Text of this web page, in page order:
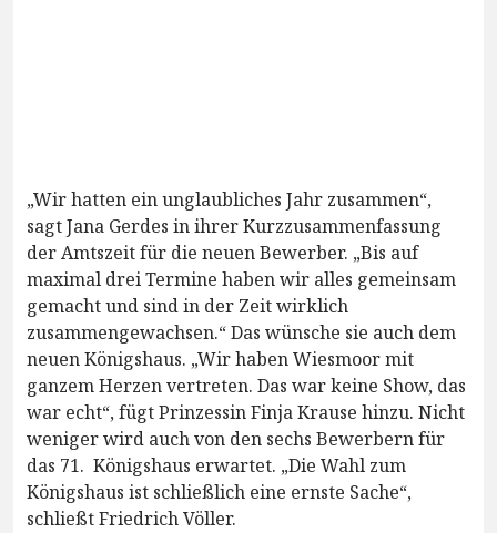
„Wir hatten ein unglaubliches Jahr zusammen“,
sagt Jana Gerdes in ihrer Kurzzusammenfassung
der Amtszeit für die neuen Bewerber. „Bis auf
maximal drei Termine haben wir alles gemeinsam
gemacht und sind in der Zeit wirklich
zusammengewachsen.“ Das wünsche sie auch dem
neuen Königshaus. „Wir haben Wiesmoor mit
ganzem Herzen vertreten. Das war keine Show, das
war echt“, fügt Prinzessin Finja Krause hinzu. Nicht
weniger wird auch von den sechs Bewerbern für
das 71. Königshaus erwartet. „Die Wahl zum
Königshaus ist schließlich eine ernste Sache“,
schließt Friedrich Völler.